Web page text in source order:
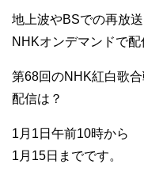
地上波やBSでの再放送
NHKオンデマンドで配
第68回のNHK紅白歌合
配信は？
1月1日午前10時から
1月15日までです。